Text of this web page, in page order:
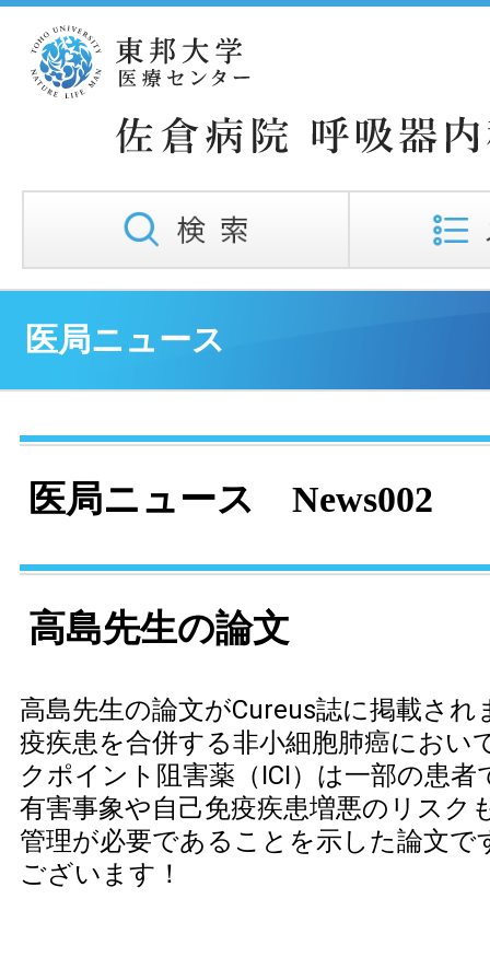
医局ニュース
医局ニュース News002
高島先生の論文
高島先生の論文がCureus誌に掲載され
疫疾患を合併する非小細胞肺癌におい
クポイント阻害薬（ICI）は一部の患者
有害事象や自己免疫疾患増悪のリスク
管理が必要であることを示した論文で
ございます！